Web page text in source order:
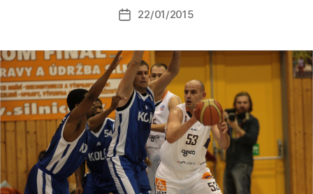
Autor
příspěvku
a
Datum
22/01/2015